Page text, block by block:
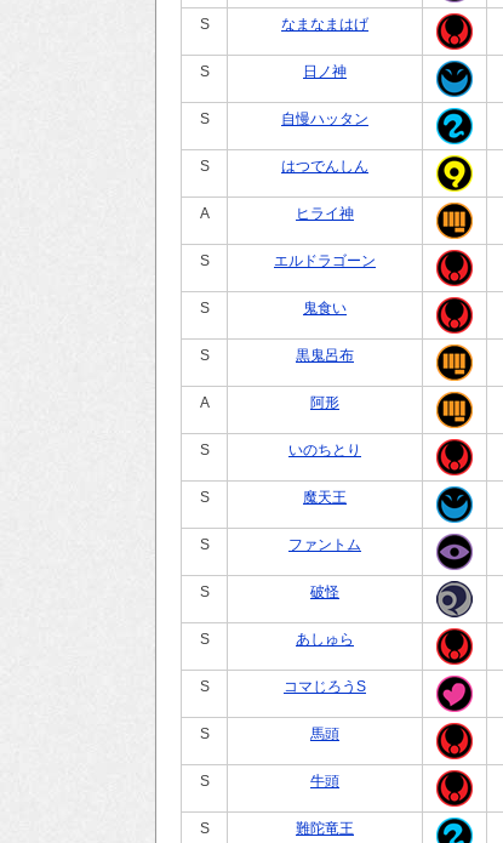
S なまなまはげ
S 日ノ神
S 自慢ハッタン
S はつでんしん
A ヒライ神
S エルドラゴーン
S 鬼食い
S 黒鬼呂布
A 阿形
S いのちとり
S 魔天王
S ファントム
S 破怪
S あしゅら
S コマじろうS
S 馬頭
S 牛頭
S 難陀竜王